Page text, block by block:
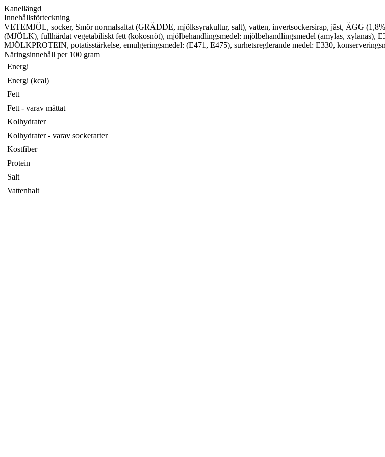
Kanellängd
Innehållsförteckning
VETEMJÖL, socker, Smör normalsaltat (GRÄDDE, mjölksyrakultur, salt), vatten, invertsockersirap, jäst, ÄGG
(MJÖLK), fullhärdat vegetabiliskt fett (kokosnöt), mjölbehandlingsmedel: mjölbehandlingsmedel (amylas,
MJÖLKPROTEIN, potatisstärkelse, emulgeringsmedel: (E471, E475), surhetsreglerande medel: E330,
Näringsinnehåll per 100 gram
Energi
Energi (kcal)
Fett
Fett - varav mättat
Kolhydrater
Kolhydrater - varav sockerarter
Kostfiber
Protein
Salt
Vattenhalt